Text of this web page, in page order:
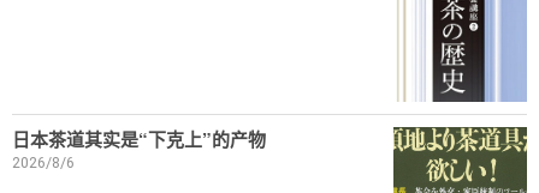
日本茶道其实是“下克上”的产物
2026/8/6